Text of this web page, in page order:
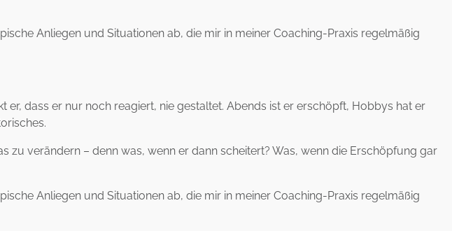
Anliegen und Situationen ab, die mir in meiner Coaching-Praxis regelmäßig
dass er nur noch reagiert, nie gestaltet. Abends ist er erschöpft, Hobbys hat er
zu verändern – denn was, wenn er dann scheitert? Was, wenn die Erschöpfung gar
Anliegen und Situationen ab, die mir in meiner Coaching-Praxis regelmäßig